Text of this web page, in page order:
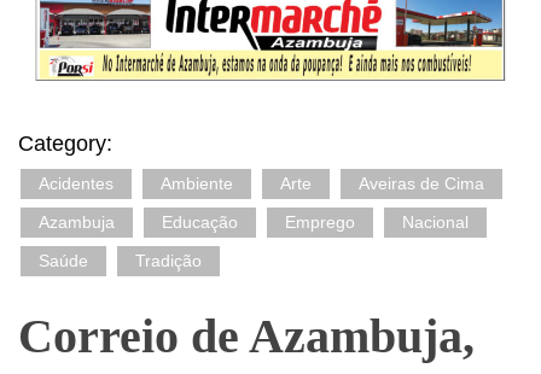
Category:
Acidentes Ambiente Arte
Aveiras de Cima
Azambuja
Educação Emprego
Nacional
Saúde
Tradição
Correio de Azambuja,